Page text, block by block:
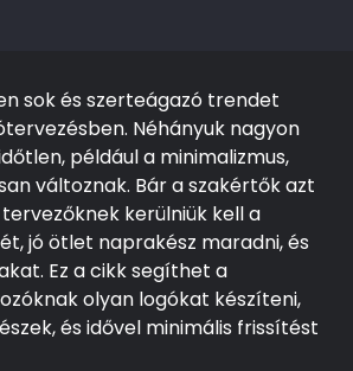
sok és szerteágazó trendet
Néhányuk nagyon
például a minimalizmus,
változnak. Bár a szakértők azt
kerülniük kell a
jó ötlet naprakész maradni, és
Ez a cikk segíthet a
olyan logókat készíteni,
és idővel minimális frissítést